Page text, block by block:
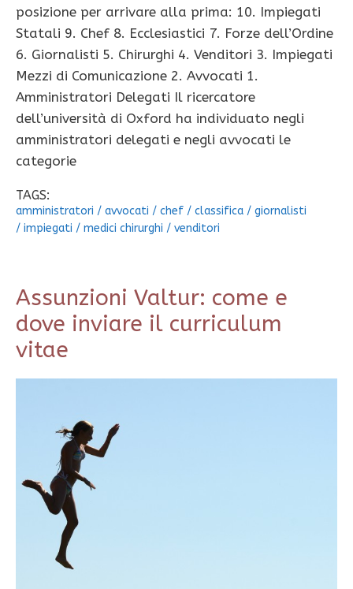
posizione per arrivare alla prima: 10. Impiegati
Statali 9. Chef 8. Ecclesiastici 7. Forze dell’Ordine
6. Giornalisti 5. Chirurghi 4. Venditori 3. Impiegati
Mezzi di Comunicazione 2. Avvocati 1.
Amministratori Delegati Il ricercatore
dell’università di Oxford ha individuato negli
amministratori delegati e negli avvocati le
categorie
TAGS:
amministratori / avvocati / chef / classifica / giornalisti
/ impiegati / medici chirurghi / venditori
Assunzioni Valtur: come e
dove inviare il curriculum
vitae